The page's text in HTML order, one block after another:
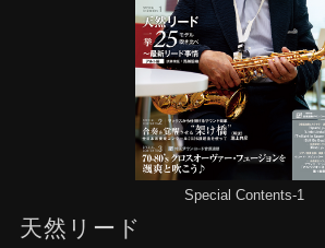
Special Contents-1
天然リード